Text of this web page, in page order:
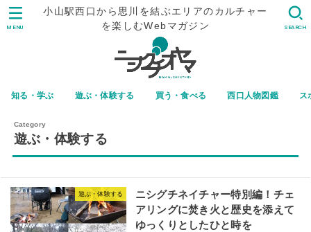
小山駅西口から思川を結ぶエリアのカルチャー
を楽しむWebマガジン
知る・学ぶ 遊ぶ・体験する 買う・食べる 西口人物図鑑 ス
SEARCH
MENU
遊ぶ・体験する
遊ぶ・体験する
ニシグチネイチャー特別編！チェ
アリングに焚き火と歴史を添えて
ゆっくりとしたひと時を